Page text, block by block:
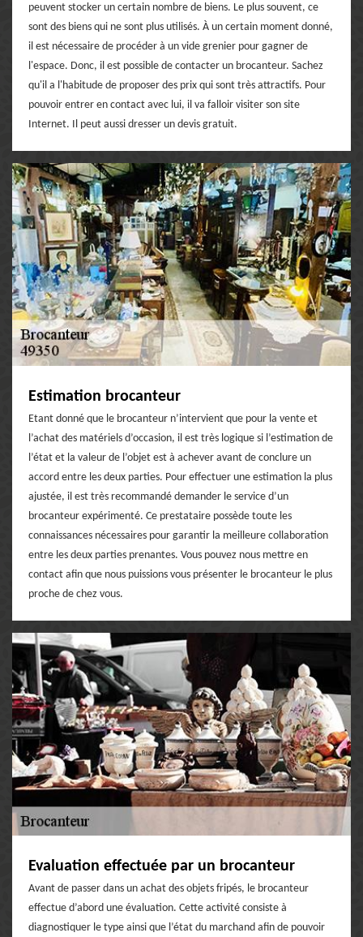
peuvent stocker un certain nombre de biens. Le plus souvent, ce
sont des biens qui ne sont plus utilisés. À un certain moment donné,
il est nécessaire de procéder à un vide grenier pour gagner de
l'espace. Donc, il est possible de contacter un brocanteur. Sachez
qu'il a l'habitude de proposer des prix qui sont très attractifs. Pour
pouvoir entrer en contact avec lui, il va falloir visiter son site
Internet. Il peut aussi dresser un devis gratuit.
Estimation brocanteur
Etant donné que le brocanteur n’intervient que pour la vente et
l’achat des matériels d’occasion, il est très logique si l’estimation de
l’état et la valeur de l’objet est à achever avant de conclure un
accord entre les deux parties. Pour effectuer une estimation la plus
ajustée, il est très recommandé demander le service d’un
brocanteur expérimenté. Ce prestataire possède toute les
connaissances nécessaires pour garantir la meilleure collaboration
entre les deux parties prenantes. Vous pouvez nous mettre en
contact afin que nous puissions vous présenter le brocanteur le plus
proche de chez vous.
Evaluation effectuée par un brocanteur
Avant de passer dans un achat des objets fripés, le brocanteur
effectue d’abord une évaluation. Cette activité consiste à
diagnostiquer le type ainsi que l’état du marchand afin de pouvoir